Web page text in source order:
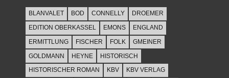
BLANVALET BOD CONNELLY
DROEMER
EDITION OBERKASSEL
EMONS
ENGLAND
ERMITTLUNG
FISCHER FOLK
GMEINER
GOLDMANN
HEYNE
HISTORISCH
HISTORISCHER ROMAN
KBV
KBV VERLAG